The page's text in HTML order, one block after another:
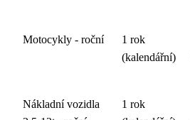
Motocykly - roční
1 rok
(kalendářní)
Nákladní vozidla
1 rok